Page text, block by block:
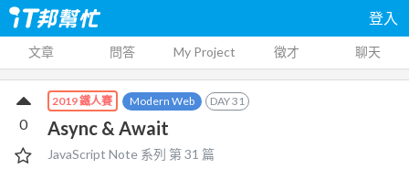
登入
文章 問答 My Project 徵才 聊天
2019 鐵人賽 Modern Web DAY31
Async & Await
JavaScript Note 系列 第31 篇
0